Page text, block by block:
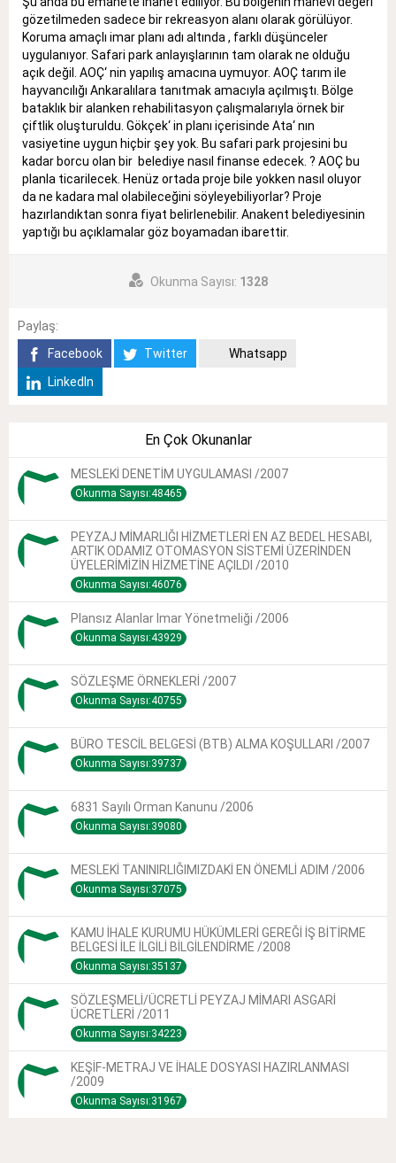
gözetilmeden sadece bir rekreasyon alanı olarak görülüyor.
Koruma amaçlı imar planı adı altında , farklı düşünceler
uygulanıyor. Safari park anlayışlarının tam olarak ne olduğu
açık değil. AOÇ‘ nin yapılış amacına uymuyor. AOÇ tarım ile
hayvancılığı Ankaralılara tanıtmak amacıyla açılmıştı. Bölge
bataklık bir alanken rehabilitasyon çalışmalarıyla örnek bir
çiftlik oluşturuldu. Gökçek‘ in planı içerisinde Ata‘ nın
vasiyetine uygun hiçbir şey yok. Bu safari park projesini bu
kadar borcu olan bir belediye nasıl finanse edecek. ? AOÇ bu
planla ticarilecek. Henüz ortada proje bile yokken nasıl oluyor
da ne kadara mal olabileceğini söyleyebiliyorlar? Proje
hazırlandıktan sonra fiyat belirlenebilir. Anakent belediyesinin
yaptığı bu açıklamalar göz boyamadan ibarettir.
Okunma Sayısı: 1328
Paylaş:
Facebook
Twitter
Whatsapp
LinkedIn
En Çok Okunanlar
MESLEKİ DENETİM UYGULAMASI /2007
Okunma Sayısı:48465
PEYZAJ MİMARLIĞI HİZMETLERİ EN AZ BEDEL HESABI,
ARTIK ODAMIZ OTOMASYON SİSTEMİ ÜZERİNDEN
ÜYELERİMİZİN HİZMETİNE AÇILDI /2010
Okunma Sayısı:46076
Plansız Alanlar Imar Yönetmeliği /2006
Okunma Sayısı:43929
SÖZLEŞME ÖRNEKLERİ /2007
Okunma Sayısı:40755
BÜRO TESCİL BELGESİ (BTB) ALMA KOŞULLARI /2007
Okunma Sayısı:39737
6831 Sayılı Orman Kanunu /2006
Okunma Sayısı:39080
MESLEKİ TANINIRLIĞIMIZDAKİ EN ÖNEMLİ ADIM /2006
Okunma Sayısı:37075
KAMU İHALE KURUMU HÜKÜMLERİ GEREĞİ İŞ BİTİRME
BELGESİ İLE İLGİLİ BİLGİLENDİRME /2008
Okunma Sayısı:35137
SÖZLEŞMELİ/ÜCRETLİ PEYZAJ MİMARI ASGARİ
ÜCRETLERİ /2011
Okunma Sayısı:34223
KEŞİF-METRAJ VE İHALE DOSYASI HAZIRLANMASI
/2009
Okunma Sayısı:31967